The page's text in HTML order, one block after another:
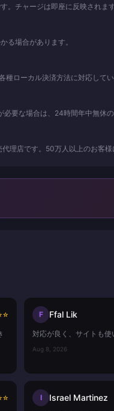
。チャージは即座に反映されます
る場合があります。
ローカル決済方法に対応してい
要な場合は、24時間年中無休
理店です。50万人以上のお客様
☆ F Ffal Lik
対応が良く、サイトも
Aug 8, 2026
☆ I Israel Martinez